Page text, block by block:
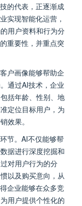
的代表，正逐渐成
实现智能化运营，
用户资料和行为分
重要性，并重点突
户画像能够帮助企
通过AI技术，企业
括年龄、性别、地
定位目标用户，为
效果。
节。AI不仅能够帮
据进行深度挖掘和
对用户行为的分
以及购买意向，从
企业能够在众多竞
用户提供个性化的